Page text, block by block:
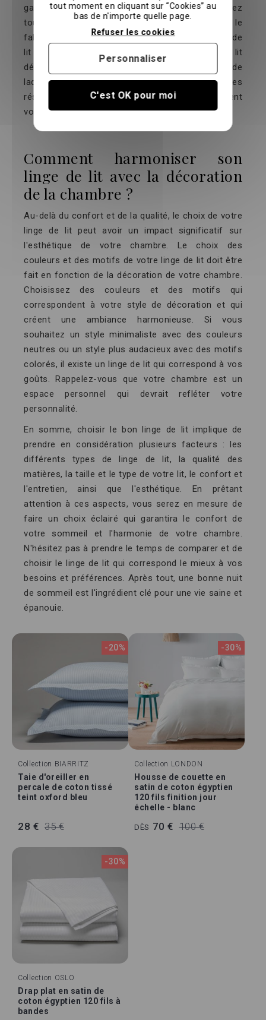
garantir la durabilité de votre linge de lit. Suivez
toujours les instructions de lavage fournies par le
fabricant pour préserver la qualité de votre linge de
lit sur le long terme. L'entretien de votre linge de lit
dépend en grande partie de la matière à partir de
laquelle il est fabriqué. Choisir des matières
résistantes et faciles à entretenir peut également
vous faire économiser du temps et de l'argent.
Comment harmoniser son
linge de lit avec la décoration
de la chambre ?
Au-delà du confort et de la qualité, le choix de votre
linge de lit peut avoir un impact significatif sur
l'esthétique de votre chambre. Le choix des
couleurs et des motifs de votre linge de lit doit être
fait en fonction de la décoration de votre chambre.
Choisissez des couleurs et des motifs qui
correspondent à votre style de décoration et qui
créent une ambiance harmonieuse. Si vous
souhaitez un style minimaliste avec des couleurs
neutres ou un style plus audacieux avec des motifs
colorés, il existe un linge de lit qui correspond à vos
goûts. Rappelez-vous que votre chambre est un
espace personnel qui devrait refléter votre
personnalité.
En somme, choisir le bon linge de lit implique de
prendre en considération plusieurs facteurs : les
différents types de linge de lit, la qualité des
matières, la taille et le type de votre lit, le confort et
l'entretien, ainsi que l'esthétique. En prêtant
attention à ces aspects, vous serez en mesure de
faire un choix éclairé qui garantira le confort de
votre sommeil et l'harmonie de votre chambre.
N'hésitez pas à prendre le temps de comparer et de
choisir le linge de lit qui correspond le mieux à vos
besoins et préférences. Après tout, une bonne nuit
de sommeil est l'ingrédient clé pour une vie saine et
épanouie.
-20%
Collection BIARRITZ
Taie d'oreiller en
percale de coton tissé
teint oxford bleu
28 € 35 €
-30%
Collection LONDON
Housse de couette en
satin de coton égyptien
120 fils finition jour
échelle - blanc
DÈS 70 € 100 €
-30%
Collection OSLO
Drap plat en satin de
coton égyptien 120 fils à
bandes
tout moment en cliquant sur “Cookies” au
bas de n'importe quelle page.
C'est OK pour moi
Refuser les cookies
Personnaliser